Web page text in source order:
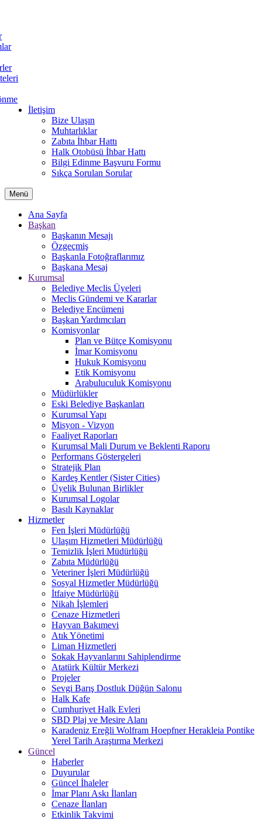
İletişim
Bize Ulaşın
Muhtarlıklar
Zabıta İhbar Hattı
Halk Otobüsü İhbar Hattı
Bilgi Edinme Başvuru Formu
Sıkça Sorulan Sorular
Menü
Ana Sayfa
Başkan
Başkanın Mesajı
Özgeçmiş
Başkanla Fotoğraflarımız
Başkana Mesaj
Kurumsal
Belediye Meclis Üyeleri
Meclis Gündemi ve Kararlar
Belediye Encümeni
Başkan Yardımcıları
Komisyonlar
Plan ve Bütçe Komisyonu
İmar Komisyonu
Hukuk Komisyonu
Etik Komisyonu
Arabuluculuk Komisyonu
Müdürlükler
Eski Belediye Başkanları
Kurumsal Yapı
Misyon - Vizyon
Faaliyet Raporları
Kurumsal Mali Durum ve Beklenti Raporu
Performans Göstergeleri
Stratejik Plan
Kardeş Kentler (Sister Cities)
Üyelik Bulunan Birlikler
Kurumsal Logolar
Basılı Kaynaklar
Hizmetler
Fen İşleri Müdürlüğü
Ulaşım Hizmetleri Müdürlüğü
Temizlik İşleri Müdürlüğü
Zabıta Müdürlüğü
Veteriner İşleri Müdürlüğü
Sosyal Hizmetler Müdürlüğü
İtfaiye Müdürlüğü
Nikah İşlemleri
Cenaze Hizmetleri
Hayvan Bakımevi
Atık Yönetimi
Liman Hizmetleri
Sokak Hayvanlarını Sahiplendirme
Atatürk Kültür Merkezi
Projeler
Sevgi Barış Dostluk Düğün Salonu
Halk Kafe
Cumhuriyet Halk Evleri
SBD Plaj ve Mesire Alanı
Karadeniz Ereğli Wolfram Hoepfner Herakleia Pontike
Yerel Tarih Araştırma Merkezi
Güncel
Haberler
Duyurular
Güncel İhaleler
İmar Planı Askı İlanları
Cenaze İlanları
Etkinlik Takvimi